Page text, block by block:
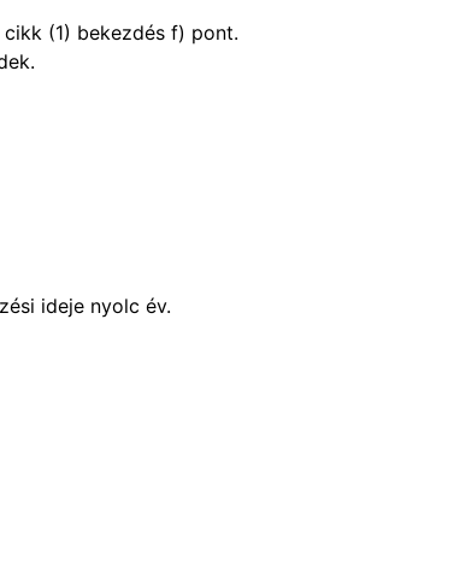
(1) bekezdés f) pont.
ideje nyolc év.